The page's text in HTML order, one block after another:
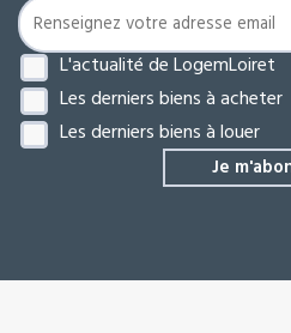
L'actualité de LogemLoiret
Les derniers biens à acheter
Les derniers biens à louer